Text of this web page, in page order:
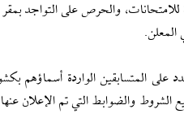
والحرص على التواجد بمقر
المعلن.
على المتسابقين الواردة أسماؤهم
الشروط والضوابط التي تم الإعلان